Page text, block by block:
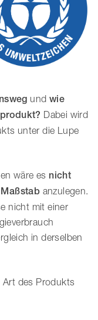
und wie
Dabei wird
unter die Lupe
wäre es nicht
anzulegen.
nicht mit einer
in derselben
Art des Produkts